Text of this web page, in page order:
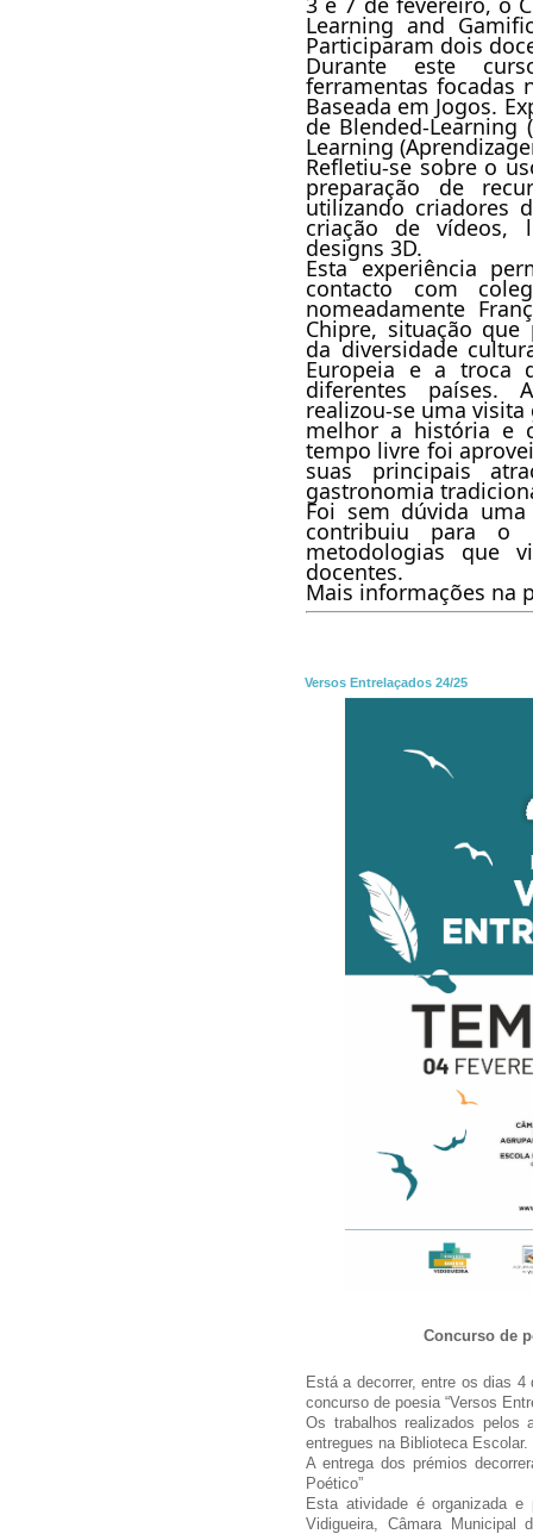
Learning and
Participaram dois
Durante este
ferramentas focadas
Baseada em Jogos.
de Blended-Learning
Learning
Refletiu-se sobre o
preparação de
utilizando criadores
criação de vídeos,
designs 3D.
Esta experiência
contacto com
nomeadamente
Chipre, situação
da diversidade
Europeia e a troca
diferentes países.
realizou-se uma
melhor a história e
tempo livre foi
suas principais
gastronomia
Foi sem dúvida
contribuiu para o
metodologias que
docentes.
Mais informações na
Versos Entrelaçados 24/25
Concurso de
Está a decorrer, entre os dias
concurso de poesia “Versos
Os trabalhos realizados pelos
entregues na Biblioteca Escolar.
A entrega dos prémios
Poético”
Esta atividade é organizada e
Vidigueira, Câmara Municipal